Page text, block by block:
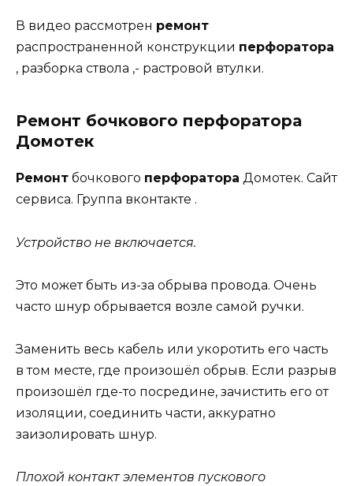
В видео рассмотрен ремонт
распространенной конструкции перфоратора
, разборка ствола ,- растровой втулки.
Ремонт бочкового перфоратора
Домотек
Ремонт бочкового перфоратора Домотек. Сайт
сервиса. Группа вконтакте .
Устройство не включается.
Это может быть из-за обрыва провода. Очень
часто шнур обрывается возле самой ручки.
Заменить весь кабель или укоротить его часть
в том месте, где произошёл обрыв. Если разрыв
произошёл где-то посредине, зачистить его от
изоляции, соединить части, аккуратно
заизолировать шнур.
Плохой контакт элементов пускового